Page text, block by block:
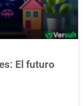
El futuro